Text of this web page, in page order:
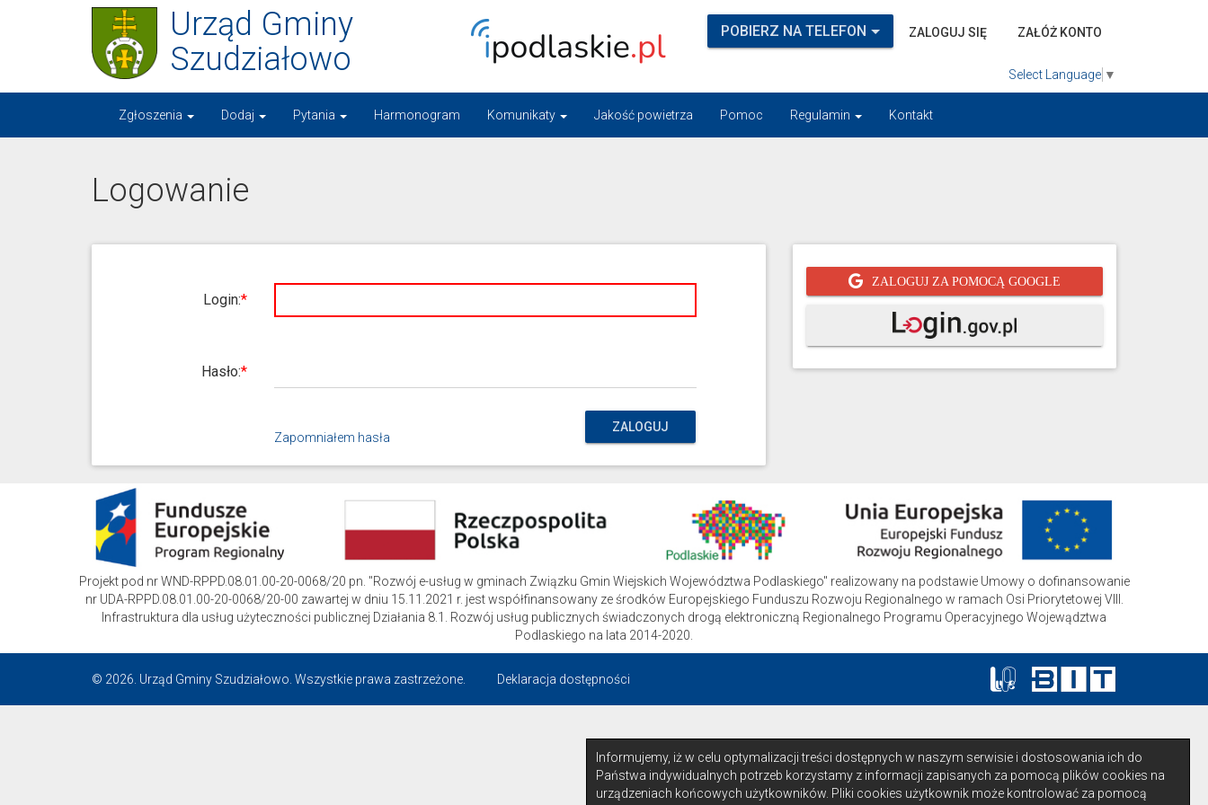
Informujemy, iż w celu optymalizacji treści dostępnych w naszym serwisie i dostosowania ich do
Państwa indywidualnych potrzeb korzystamy z informacji zapisanych za pomocą plików cookies na
urządzeniach końcowych użytkowników. Pliki cookies użytkownik może kontrolować za pomocą
Urząd Gminy
Szudziałowo
POBIERZ NA TELEFON ZALOGUJ SIĘ ZAŁÓŻ KONTO
Select Language ▼
Zgłoszenia Dodaj Pytania Harmonogram Komunikaty Jakość powietrza Pomoc Regulamin Kontakt
Logowanie
Login:
Hasło:
Zapomniałem hasła
ZALOGUJ
ZALOGUJ ZA POMOCĄ GOOGLE
Projekt pod nr WND-RPPD.08.01.00-20-0068/20 pn. "Rozwój e-usług w gminach Związku Gmin Wiejskich Województwa Podlaskiego" realizowany na podstawie Umowy o dofinansowanie
nr UDA-RPPD.08.01.00-20-0068/20-00 zawartej w dniu 15.11.2021 r. jest współfinansowany ze środków Europejskiego Funduszu Rozwoju Regionalnego w ramach Osi Priorytetowej VIII.
Infrastruktura dla usług użyteczności publicznej Działania 8.1. Rozwój usług publicznych świadczonych drogą elektroniczną Regionalnego Programu Operacyjnego Wojewądztwa
Podlaskiego na lata 2014-2020.
© 2026. Urząd Gminy Szudziałowo. Wszystkie prawa zastrzeżone. Deklaracja dostępności